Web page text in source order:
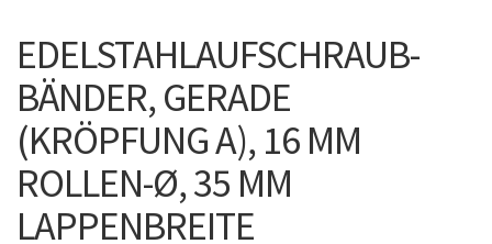
EDELSTAHLAUFSCHRAUB-
BÄNDER, GERADE
(KRÖPFUNG A), 16 MM
ROLLEN-Ø, 35 MM
LAPPENBREITE